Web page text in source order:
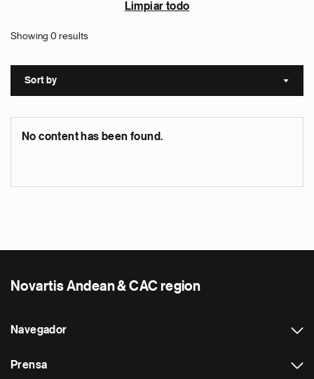
Limpiar todo
Showing 0 results
Sort by Sort
No content has been found.
Novartis Andean & CAC region
Navegador
Prensa